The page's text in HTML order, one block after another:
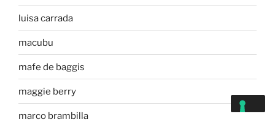
luisa carrada
macubu
mafe de baggis
maggie berry
marco brambilla